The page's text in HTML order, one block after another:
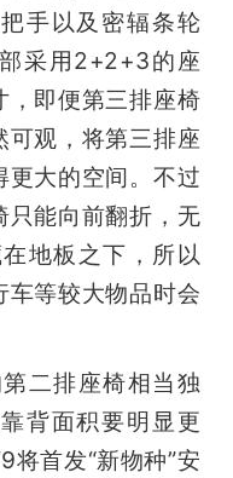
手以及密辐条轮
采用2+2+3的座
，即便第三排座椅
可观，将第三排座
更大的空间。不过
只能向前翻折，无
地板之下，所以
车等较大物品时会
二排座椅相当独
背面积要明显更
将首发“新物种”安